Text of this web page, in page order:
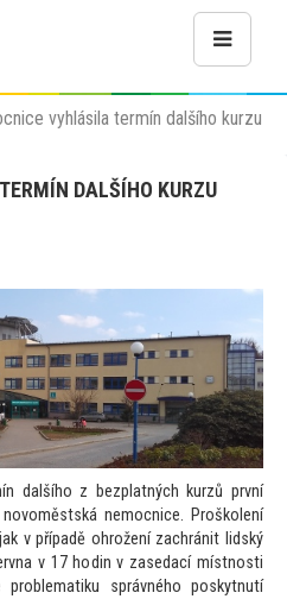
vyhlásila termín dalšího kurzu
DALŠÍHO KURZU
dalšího z bezplatných kurzů první
nemocnice. Proškolení
v případě ohrožení zachránit lidský
v 17 hodin v zasedací místnosti
správného poskytnutí